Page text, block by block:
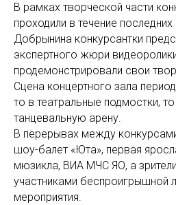
В рамках творческой части
проходили в течение
Добрынина конкурсантки
экспертного жюри
продемонстрировали свои
Сцена концертного зала
то в театральные подмостки,
танцевальную арену.
В перерывах между
шоу-балет «Юта», первая
мюзикла, ВИА МЧС ЯО, а
участниками беспроигрышной
мероприятия.